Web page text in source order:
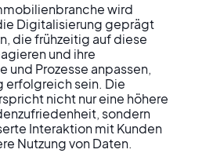
wird
Digitalisierung geprägt
die frühzeitig auf diese
und ihre
und Prozesse anpassen,
erfolgreich sein. Die
nicht nur eine höhere
sondern
Interaktion mit Kunden
Nutzung von Daten.